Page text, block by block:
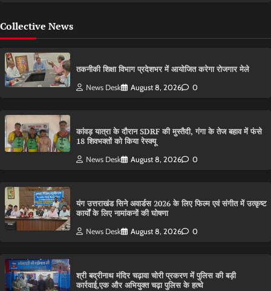
Collective News
तकनीकी शिक्षा विभाग प्रदेशभर में आयोजित करेगा रोजगार मेले
News Desk August 8, 2026 0
कांवड़ यात्रा के दौरान SDRF की मुस्तैदी, गंगा के तेज बहाव में फंसे
18 शिवभक्तों को किया रेस्क्यू
News Desk August 8, 2026 0
यंग उत्तराखंड सिने अवार्डस 2026 के लिए फिल्म एवं संगीत में उत्कृष्ट
कार्यों के लिए नामांकनों की घोषणा
News Desk August 8, 2026 0
श्री बद्रीनाथ मंदिर चढ़ावा चोरी प्रकरण में पुलिस की बड़ी
कार्रवाई,एक और अभियुक्त चढ़ा पुलिस के हत्थे